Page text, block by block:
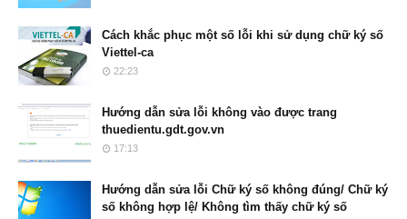
Cách khắc phục một số lỗi khi sử dụng chữ ký số
Viettel-ca
22:23
Hướng dẫn sửa lỗi không vào được trang
thuedientu.gdt.gov.vn
17:13
Hướng dẫn sửa lỗi Chữ ký số không đúng/ Chữ ký
số không hợp lệ/ Không tìm thấy chữ ký số